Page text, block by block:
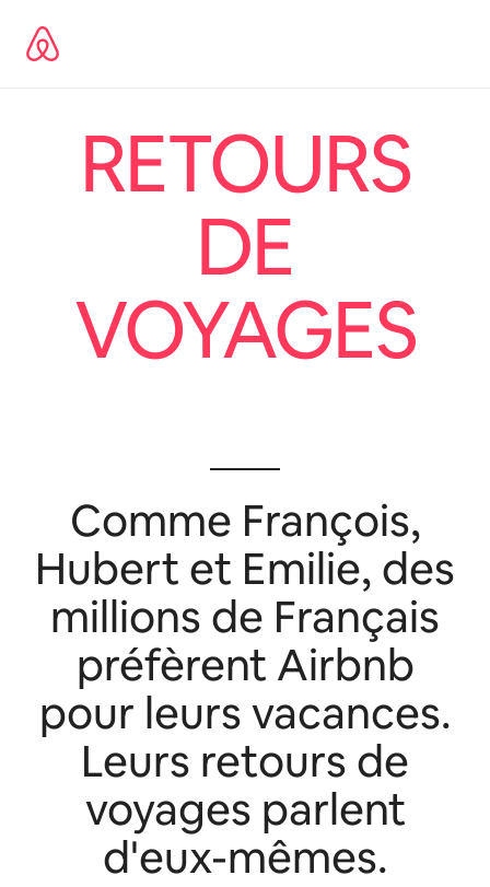
content
RETOURS
DE
VOYAGES
Comme François,
Hubert et Emilie, des
millions de Français
préfèrent Airbnb
pour leurs vacances.
Leurs retours de
voyages parlent
d'eux-mêmes.